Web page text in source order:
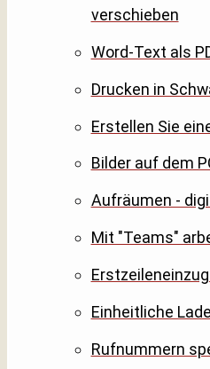
verschieben
Word-Text als
Drucken in
Erstellen Sie
Bilder auf dem
Aufräumen -
Mit "Teams"
Einheitliche
Rufnummern